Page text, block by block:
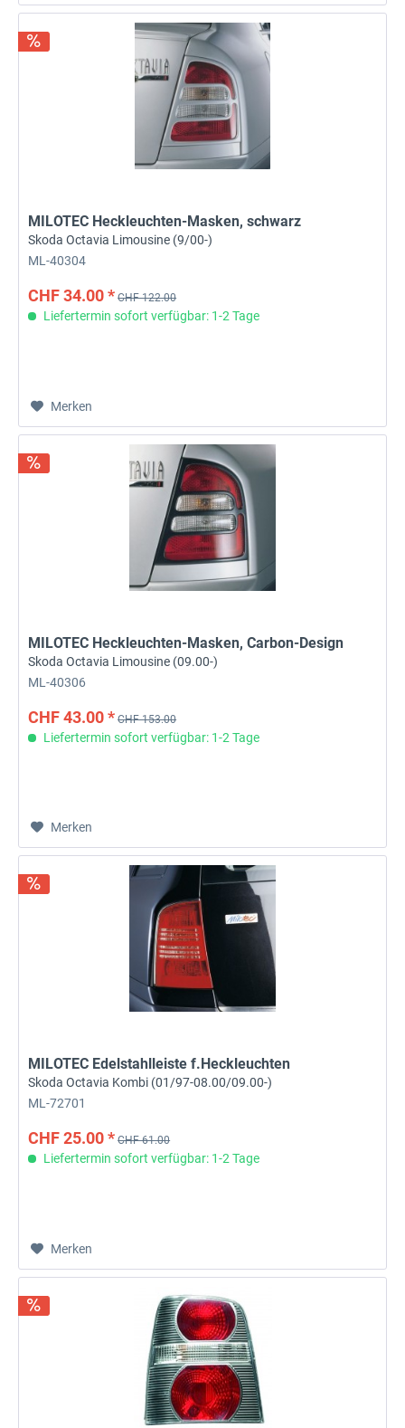
MILOTEC Heckleuchten-Masken, schwarz
Skoda Octavia Limousine (9/00-)
ML-40304
CHF 34.00 * CHF 122.00
Liefertermin sofort verfügbar: 1-2 Tage
Merken
MILOTEC Heckleuchten-Masken, Carbon-Design
Skoda Octavia Limousine (09.00-)
ML-40306
CHF 43.00 * CHF 153.00
Liefertermin sofort verfügbar: 1-2 Tage
Merken
MILOTEC Edelstahlleiste f.Heckleuchten
Skoda Octavia Kombi (01/97-08.00/09.00-)
ML-72701
CHF 25.00 * CHF 61.00
Liefertermin sofort verfügbar: 1-2 Tage
Merken